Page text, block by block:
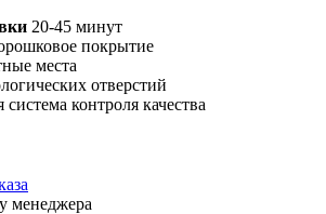
20-45 минут
покрытие
места
отверстий
система контроля качества
менеджера